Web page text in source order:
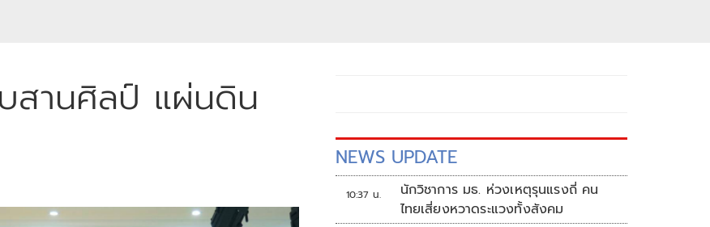
านศิลป์ แผ่นดิน
NEWS UPDATE
10:37 น.
นักวิชาการ มธ. ห่วงเหตุรุนแรงถี่ คน
ไทยเสี่ยงหวาดระแวงทั้งสังคม